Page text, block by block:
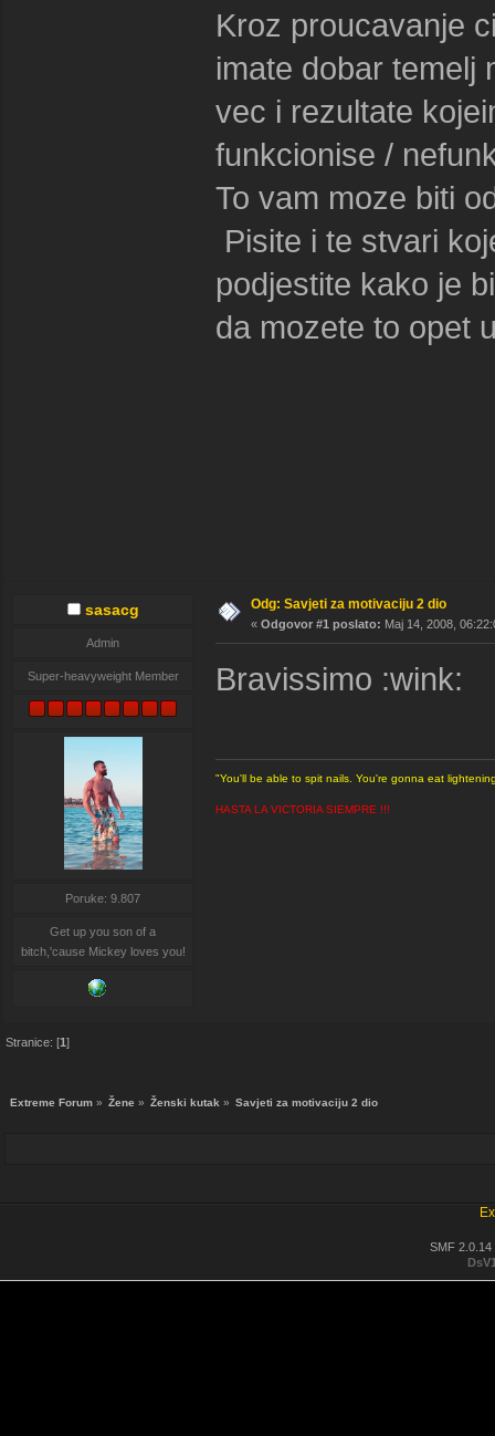
Kroz proucavanje
imate dobar temelj
vec i rezultate
funkcionise /
To vam moze biti
Pisite i te stvari
podjestite kako je
da mozete to opet
sasacg
Admin
Super-heavyweight Member
Poruke: 9.807
Get up you son of a
bitch,'cause Mickey loves you!
Odg: Savjeti za motivaciju 2 dio
« Odgovor #1 poslato: Maj 14, 2008,
Bravissimo :wink:
"You'll be able to spit nails. You're gonna eat
HASTA LA VICTORIA SIEMPRE !!!
Stranice: [1]
Extreme Forum » Žene » Ženski kutak » Savjeti za motivaciju 2 dio
SMF 2.0.14